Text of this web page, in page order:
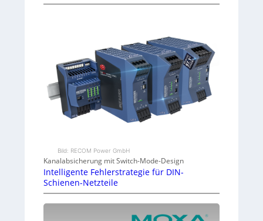
Bild: RECOM Power GmbH
Kanalabsicherung mit Switch-Mode-Design
Intelligente Fehlerstrategie für DIN-
Schienen-Netzteile